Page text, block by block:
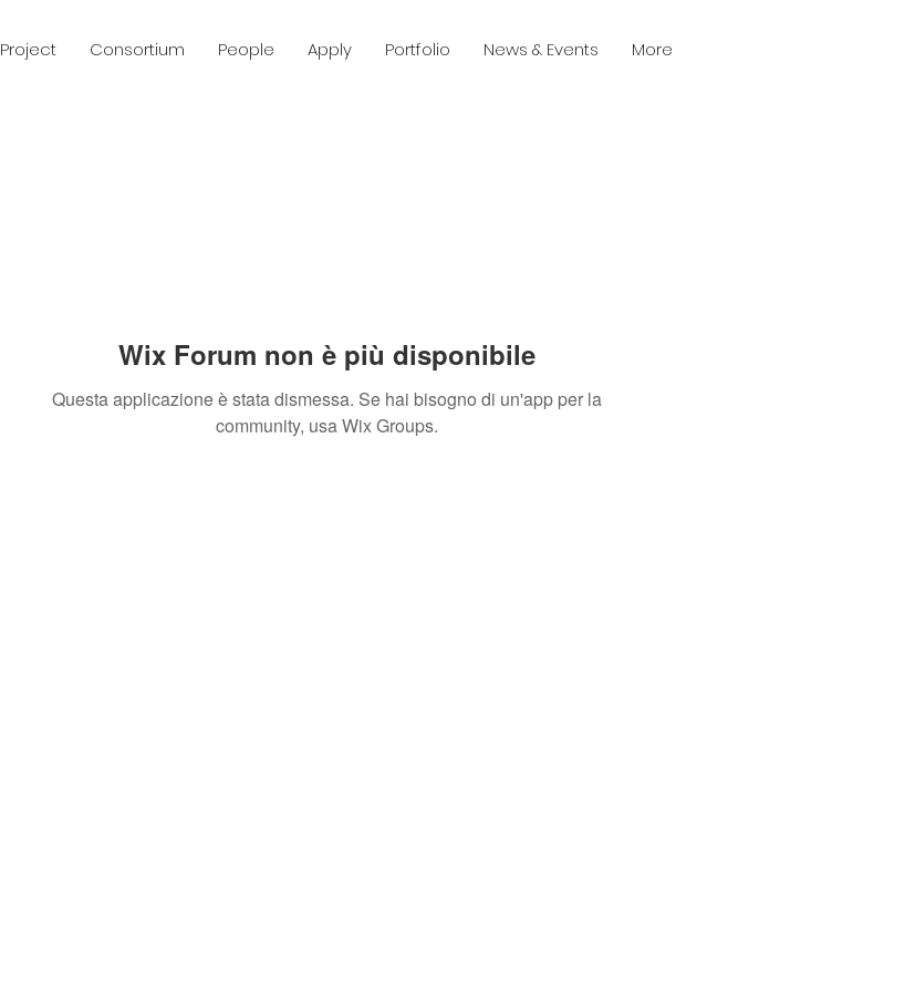
Project Consortium People Apply Portfolio News & Events More
Wix Forum non è più disponibile
Questa applicazione è stata dismessa. Se hai bisogno di un'app per la
community, usa Wix Groups.